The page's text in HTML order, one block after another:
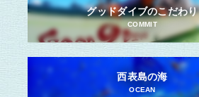
グッドダイブのこだわり
COMMIT
西表島の海
OCEAN